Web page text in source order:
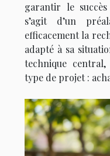
garantir le
s’agit d’un
efficacement la
adapté à sa
technique
type de projet :